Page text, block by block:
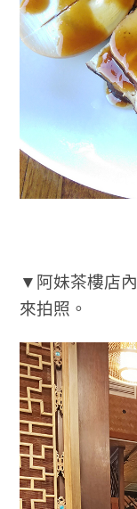
▼阿妹茶樓店
來拍照。